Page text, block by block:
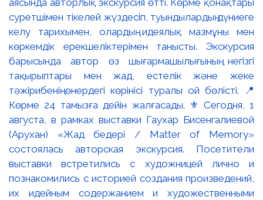
суретшімен тікелей жүздесіп, туындылардың дүниеге
келу тарихымен, олардың идеялық мазмұны мен
көркемдік ерекшеліктерімен танысты. Экскурсия
барысында автор өз шығармашылығының негізгі
тақырыптары мен жад, естелік және жеке
тәжірибенің өнердегі көрінісі туралы ой бөлісті. 📍
Көрме 24 тамызға дейін жалғасады. ⚜️ Сегодня, 1
августа, в рамках выставки Гаухар Бисенгалиевой
(Арухан) «Жад бедері / Matter of Memory»
состоялась авторская экскурсия. Посетители
выставки встретились с художницей лично и
познакомились с историей создания произведений,
их идейным содержанием и художественными